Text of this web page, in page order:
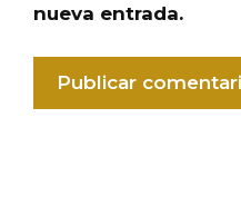
nueva entrada.